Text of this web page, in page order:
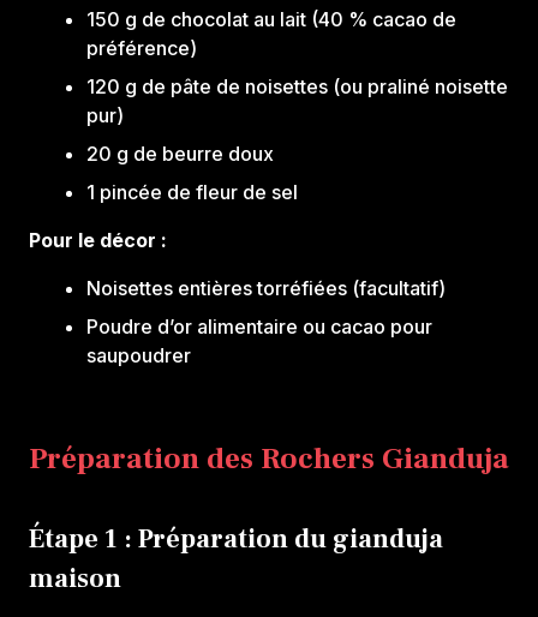
150 g de chocolat au lait (40 % cacao de
préférence)
120 g de pâte de noisettes (ou praliné noisette
pur)
20 g de beurre doux
1 pincée de fleur de sel
Pour le décor :
Noisettes entières torréfiées (facultatif)
Poudre d’or alimentaire ou cacao pour
saupoudrer
Préparation des Rochers Gianduja
Étape 1 : Préparation du gianduja
maison